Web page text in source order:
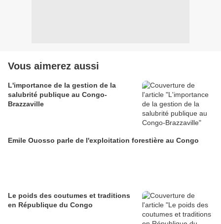
Vous aimerez aussi
L'importance de la gestion de la
salubrité publique au Congo-
Brazzaville
Emile Ouosso parle de l'exploitation forestière au Congo
Le poids des coutumes et traditions
en République du Congo